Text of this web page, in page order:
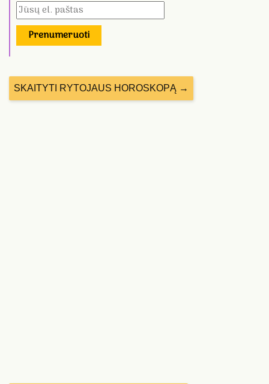
Prenumeruoti
SKAITYTI RYTOJAUS HOROSKOPĄ →